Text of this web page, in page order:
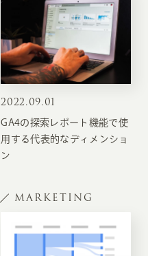
2022.09.01
GA4の探索レポート機能で使
用する代表的なディメンショ
ン
MARKETING